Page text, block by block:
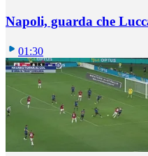
Napoli, guarda che
01:30